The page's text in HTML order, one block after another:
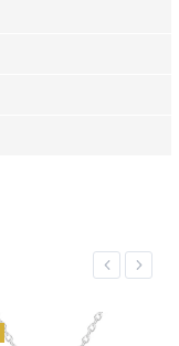
Previous
Next